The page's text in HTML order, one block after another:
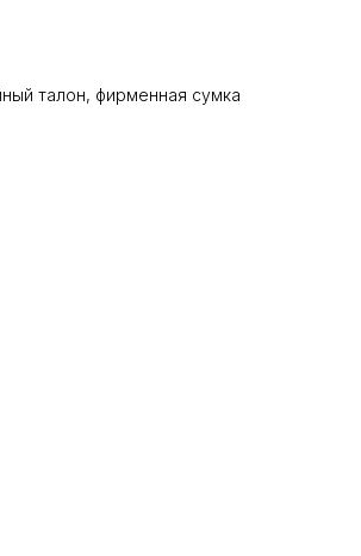
талон, фирменная сумка